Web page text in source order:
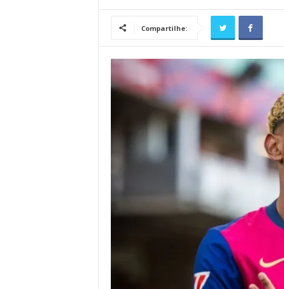
Compartilhe: